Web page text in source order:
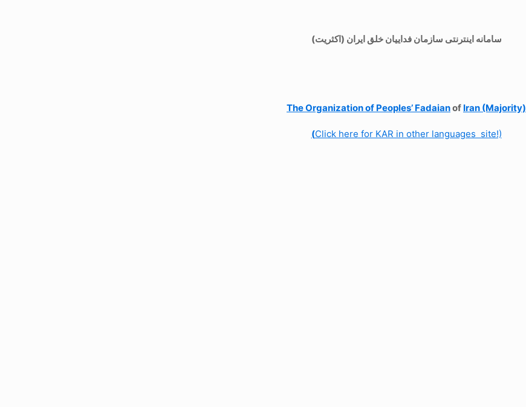
سامانه اینترنتی سازمان فداییان خلق ایران (اکثریت)
The Organization of Peoples’ Fadaianof Iran (Majority)
(Click here for KAR in other languages site!)